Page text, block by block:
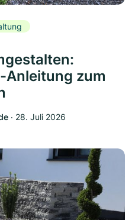
zum
‧ 28. Juli 2026